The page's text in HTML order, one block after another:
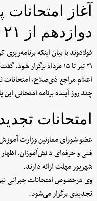
آغاز امتحانات
دوازدهم از ۲۱ تیر
فولادوند با بیان اینکه
اعلام مراجع ذی‌صلاح،
چند روز آینده برنامه امتحانی
امتحانات تجدیدی از ۵
عضو شورای معاونین وزارت
فنی و حرفه‌ای دانش‌آموزان، اظهار
شهریور مهلت ارائه دارند.
تجدیدی برگزار می‌شود.